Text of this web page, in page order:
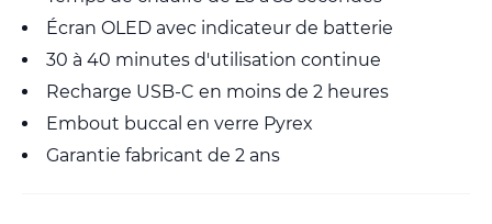
Écran OLED avec indicateur de batterie
30 à 40 minutes d'utilisation continue
Recharge USB-C en moins de 2 heures
Embout buccal en verre Pyrex
Garantie fabricant de 2 ans